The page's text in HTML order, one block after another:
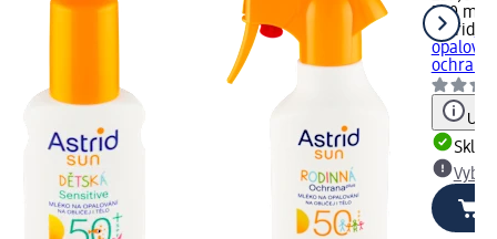
270 ml
Astrid